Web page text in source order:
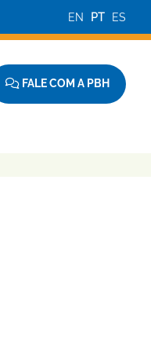
EN PT ES
FALE COM A PBH